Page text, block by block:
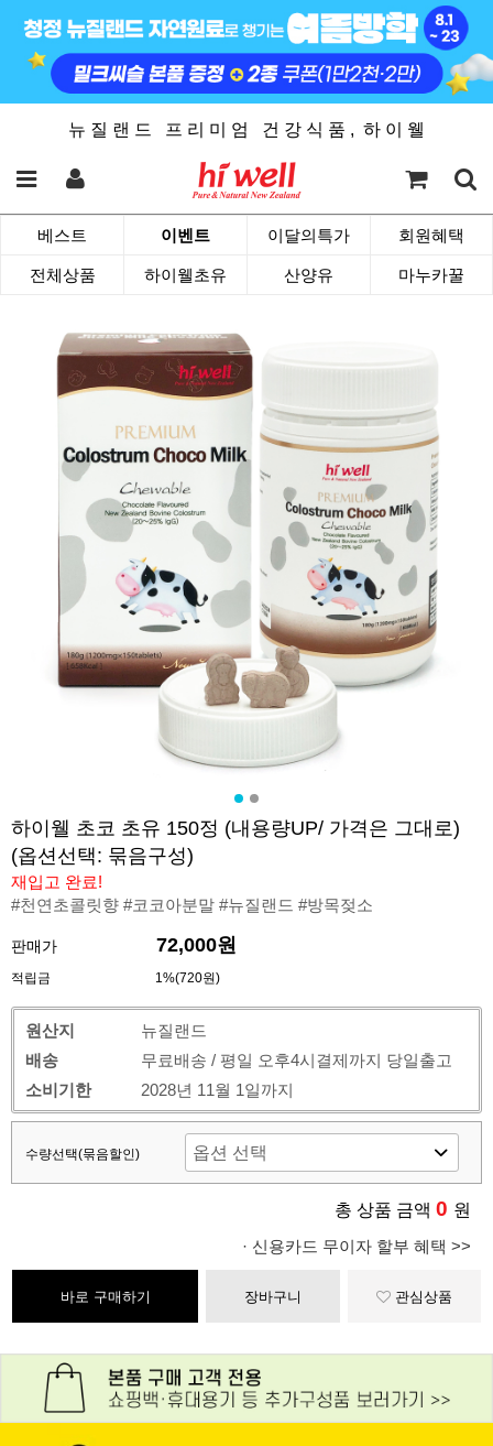
뉴 질 랜 드 프 리 미 엄 건 강 식 품 , 하 이 웰
베스트 이벤트 이달의특가 회원혜택
전체상품 하이웰초유 산양유 마누카꿀
하이웰 초코 초유 150정 (내용량UP/ 가격은 그대로)
(옵션선택: 묶음구성)
재입고 완료!
#천연초콜릿향 #코코아분말 #뉴질랜드 #방목젖소
판매가 72,000원
적립금 1%(720원)
원산지
뉴질랜드
배송
무료배송 / 평일 오후4시결제까지 당일출고
소비기한
2028년 11월 1일까지
수량선택(묶음할인)
총 상품 금액 0 원
· 신용카드 무이자 할부 혜택 >>
바로 구매하기 장바구니 관심상품